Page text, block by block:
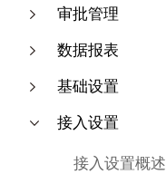
审批管理
数据报表
基础设置
接入设置
接入设置概述